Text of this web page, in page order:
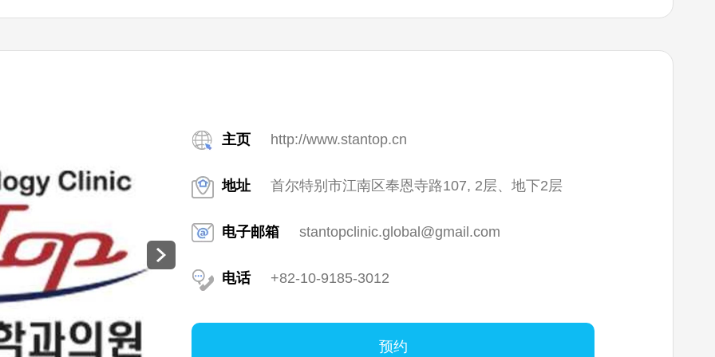
主页 http://www.stantop.cn
地址 首尔特别市江南区奉恩寺路107, 2层、地下2层
电子邮箱 stantopclinic.global@gmail.com
电话 +82-10-9185-3012
预约